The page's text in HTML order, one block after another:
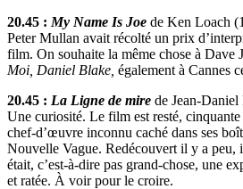
20.45 : My Name Is Joe de Ken Loach
Peter Mullan avait récolté un prix
film. On souhaite la même chose à Dave
Moi, Daniel Blake, également à Cannes
20.45 : La Ligne de mire de Jean-
Une curiosité. Le film est resté,
chef-d’œuvre inconnu caché dans ses
Nouvelle Vague. Redécouvert il y a peu,
était, c’est-à-dire pas grand-chose, une
et ratée. À voir pour le croire.